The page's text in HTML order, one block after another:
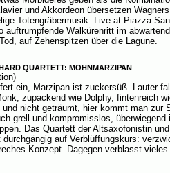
und Akkordeon übersetzen
Totengräbermusik. Live at Piazza
auftrumpfende Walkürenritt im
auf Zehenspitzen über die Lagune.
QUARTETT: MOHNMARZIPAN
ein, Marzipan ist zuckersüß. Lauter
zupackend wie Dolphy, fintenreich
nicht geträumt, hier kommt man zur
grell und kompromisslos,
Das Quartett der Altsaxofonistin
durchgängig auf Verblüffungskurs:
Konzept. Dagegen verblasst vieles